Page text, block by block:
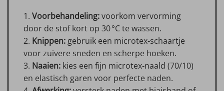
1. Voorbehandeling:voorkom vervorming
door de stof kort op 30 °C te wassen.
2. Knippen: gebruik een microtex‑schaartje
voor zuivere sneden en scherpe hoeken.
3. Naaien: kies een fijn microtex‑naald (70/10)
en elastisch garen voor perfecte naden.